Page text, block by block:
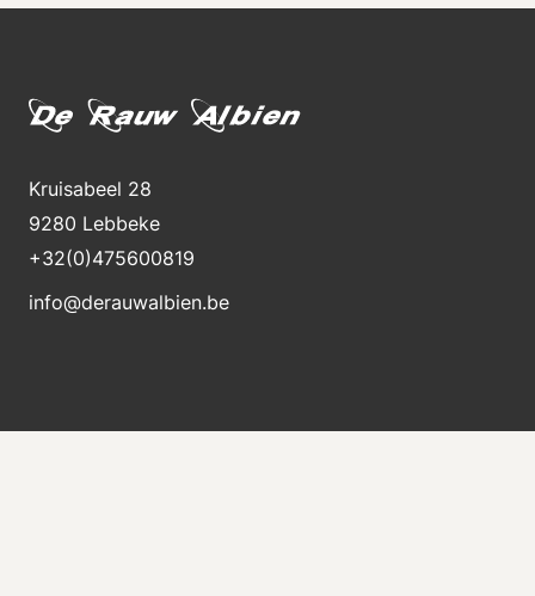
Kruisabeel 28
9280 Lebbeke
+32(0)475600819
info@derauwalbien.be
Bleiben Sie über neue Lagerbestände auf dem